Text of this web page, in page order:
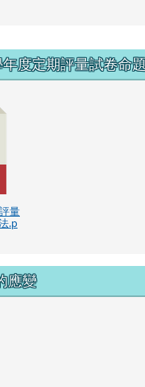
度定期評量試卷命
量
.p
應變